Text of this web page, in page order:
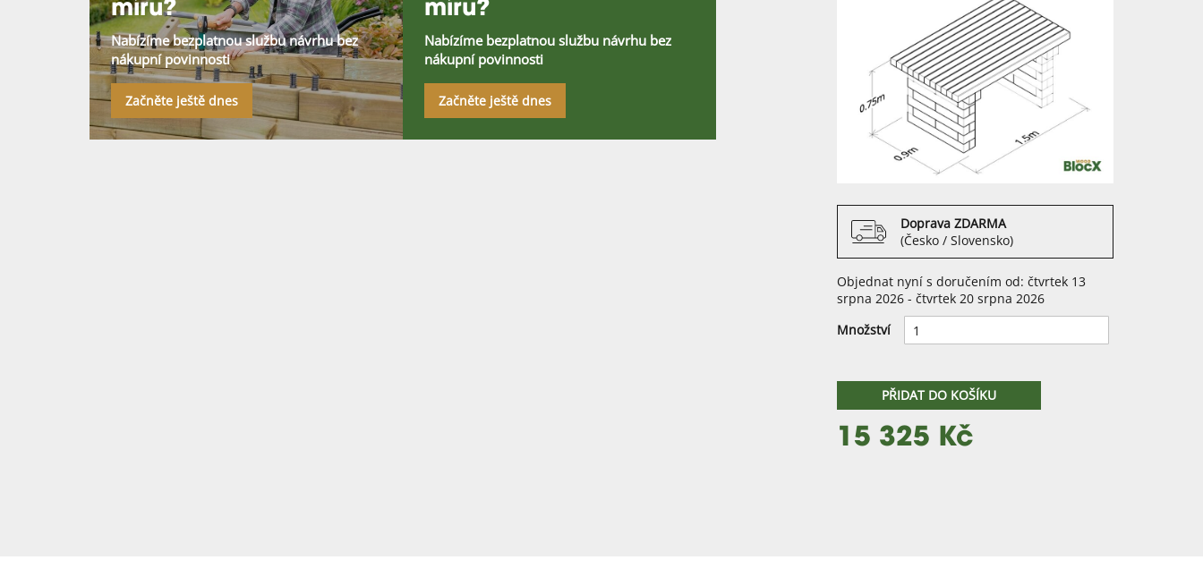
míru?
Nabízíme bezplatnou službu návrhu bez
nákupní povinnosti
Začněte ještě dnes
míru?
Nabízíme bezplatnou službu návrhu bez
nákupní povinnosti
Začněte ještě dnes
Doprava ZDARMA
(Česko / Slovensko)
Objednat nyní s doručením od: čtvrtek 13
srpna 2026 - čtvrtek 20 srpna 2026
Množství
PŘIDAT DO KOŠÍKU
15 325 Kč